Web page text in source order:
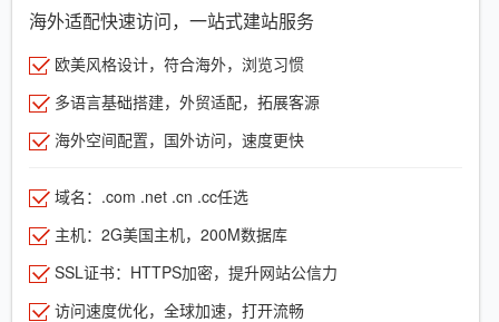
海外适配快速访问，一站式建站服务
欧美风格设计，符合海外，浏览习惯
多语言基础搭建，外贸适配，拓展客源
海外空间配置，国外访问，速度更快
域名：.com .net .cn .cc任选
主机：2G美国主机，200M数据库
SSL证书：HTTPS加密，提升网站公信力
访问速度优化，全球加速，打开流畅